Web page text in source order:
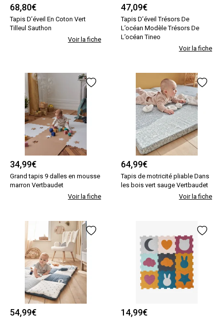
68,80€
Tapis D’éveil En Coton Vert
Tilleul Sauthon
Voir la fiche
47,09€
Tapis D’éveil Trésors De
L’océan Modèle Trésors De
L’océan Tineo
Voir la fiche
34,99€
Grand tapis 9 dalles en mousse
marron Vertbaudet
Voir la fiche
64,99€
Tapis de motricité pliable Dans
les bois vert sauge Vertbaudet
Voir la fiche
54,99€ 14,99€